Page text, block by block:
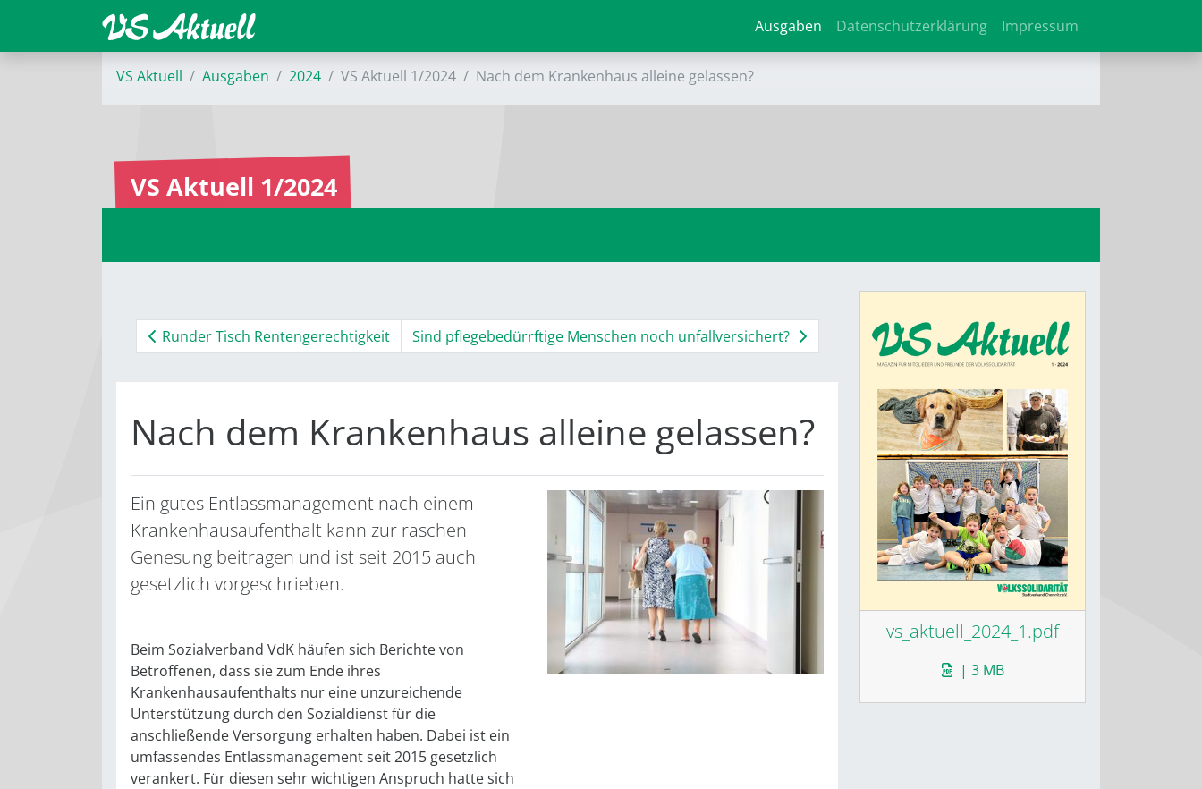
Ausgaben Datenschutzerklärung Impressum
VS Aktuell Ausgaben 2024 VS Aktuell 1/2024 Nach dem Krankenhaus alleine gelassen?
VS Aktuell 1/2024
vs_aktuell_2024_1.pdf
| 3 MB
Runder Tisch Rentengerechtigkeit Sind pflegebedürrftige Menschen noch unfallversichert?
Nach dem Krankenhaus alleine gelassen?
Ein gutes Entlassmanagement nach einem
Krankenhausaufenthalt kann zur raschen
Genesung beitragen und ist seit 2015 auch
gesetzlich vorgeschrieben.
Beim Sozialverband VdK häufen sich Berichte von
Betroffenen, dass sie zum Ende ihres
Krankenhausaufenthalts nur eine unzureichende
Unterstützung durch den Sozialdienst für die
anschließende Versorgung erhalten haben. Dabei ist ein
umfassendes Entlassmanagement seit 2015 gesetzlich
verankert. Für diesen sehr wichtigen Anspruch hatte sich